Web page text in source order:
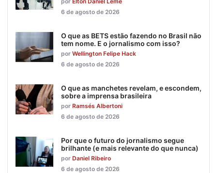
6 de agosto de 2026
O que as BETS estão fazendo no Brasil não
tem nome. E o jornalismo com isso?
por Wellington Felipe Hack
6 de agosto de 2026
O que as manchetes revelam, e escondem,
sobre a imprensa brasileira
por Ramsés Albertoni
6 de agosto de 2026
Por que o futuro do jornalismo segue
brilhante (e mais relevante do que nunca)
por Daniel Ribeiro
6 de agosto de 2026